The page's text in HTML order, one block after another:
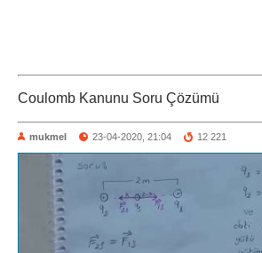
Coulomb Kanunu Soru Çözümü
mukmel 23-04-2020, 21:04 12 221